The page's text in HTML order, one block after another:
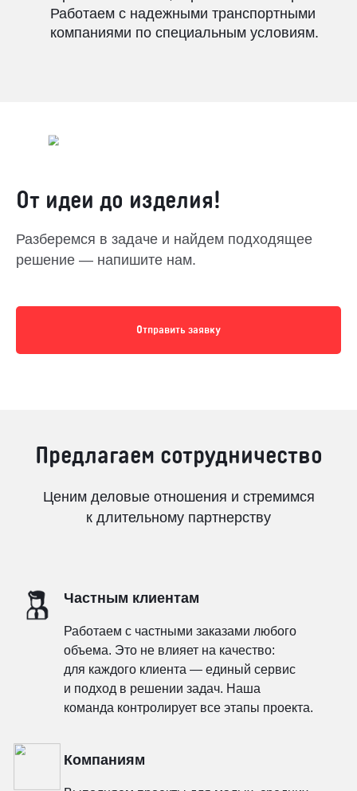
Работаем с надежными транспортными
компаниями по специальным условиям.
От идеи до изделия!
Разберемся в задаче и найдем подходящее
решение — напишите нам.
Отправить заявку
Предлагаем сотрудничество
Ценим деловые отношения и стремимся
к длительному партнерству
Частным клиентам
Работаем с частными заказами любого
объема. Это не влияет на качество:
для каждого клиента — единый сервис
и подход в решении задач. Наша
команда контролирует все этапы проекта.
Компаниям